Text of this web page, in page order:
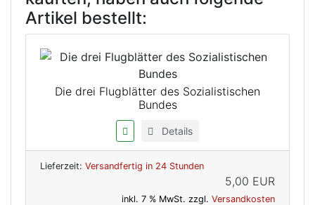
Artikel bestellt:
Die drei Flugblätter des Sozialistischen
Bundes
Details
Lieferzeit: Versandfertig in 24 Stunden
5,00 EUR
inkl. 7 % MwSt. zzgl. Versandkosten